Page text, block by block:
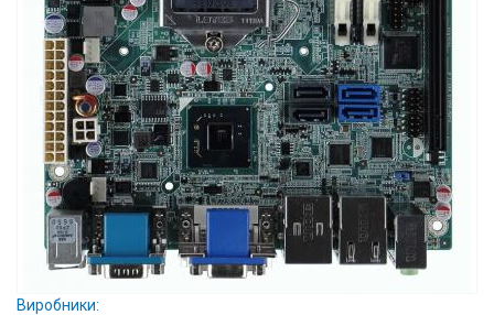
Послуги
Новини
Вакансії
Вхід/
авторизація
Виробники
Виробники: